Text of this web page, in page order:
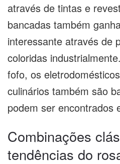
através de tintas e
bancadas também
interessante através de
coloridas
fofo, os
culinários também são
podem ser encontrados
Combinações
tendências do